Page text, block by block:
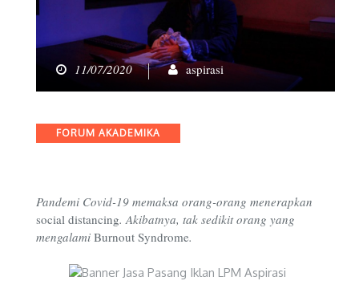
11/07/2020 aspirasi
Categories
FORUM AKADEMIKA
Pandemi Covid-19 memaksa orang-orang menerapkan
social distancing. Akibatnya, tak sedikit orang yang
mengalami Burnout Syndrome.